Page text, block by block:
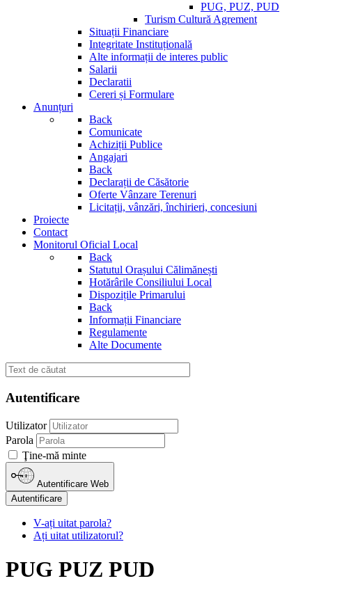
PUG, PUZ, PUD
Turism Cultură Agrement
Situații Financiare
Integritate Instituțională
Alte informații de interes public
Salarii
Declaratii
Cereri și Formulare
Anunțuri
Back
Comunicate
Achiziții Publice
Angajari
Back
Declarații de Căsătorie
Oferte Vânzare Terenuri
Licitații, vânzări, închirieri, concesiuni
Proiecte
Contact
Monitorul Oficial Local
Back
Statutul Orașului Călimănești
Hotărârile Consiliului Local
Dispozițile Primarului
Back
Informații Financiare
Regulamente
Alte Documente
Autentificare
Utilizator
Parola
Ţine-mă minte
Autentificare Web
Autentificare
V-ați uitat parola?
Ați uitat utilizatorul?
PUG PUZ PUD